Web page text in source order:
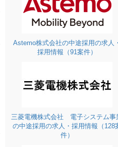
Astemo株式会社の中途採用の求人・
採用情報（91案件）
三菱電機株式会社 電子システム事
の中途採用の求人・採用情報（128
件）